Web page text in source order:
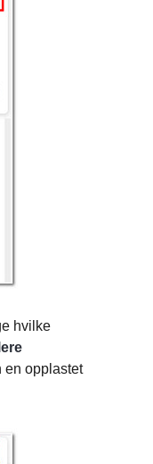
hvilke
en opplastet